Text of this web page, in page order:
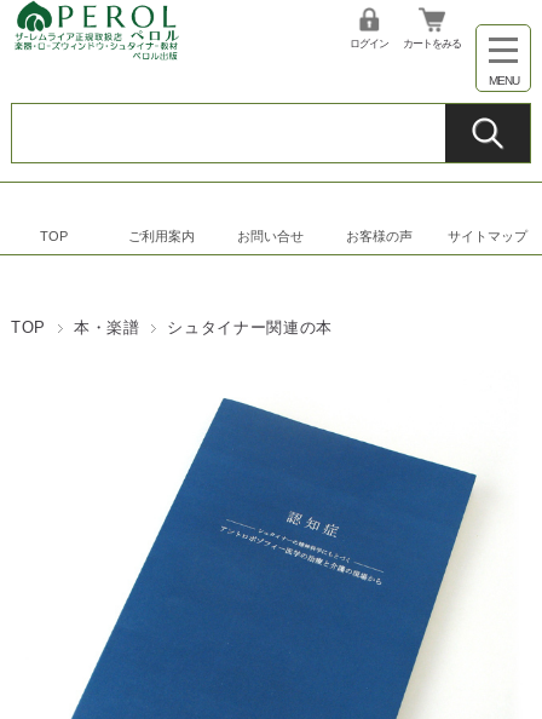
ログイン カートをみる
TOP ご利用案内 お問い合せ お客様の声 サイトマップ
TOP 本・楽譜 シュタイナー関連の本